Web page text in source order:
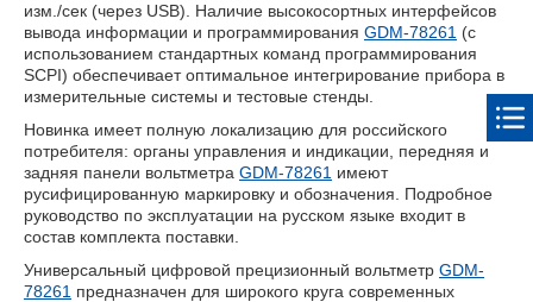
изм./сек (через USB). Наличие высокосортных интерфейсов
вывода информации и программирования GDM-78261 (с
использованием стандартных команд программирования
SCPI) обеспечивает оптимальное интегрирование прибора в
измерительные системы и тестовые стенды.
Новинка имеет полную локализацию для российского
потребителя: органы управления и индикации, передняя и
задняя панели вольтметра GDM-78261 имеют
русифицированную маркировку и обозначения. Подробное
руководство по эксплуатации на русском языке входит в
состав комплекта поставки.
Универсальный цифровой прецизионный вольтметр GDM-
78261 предназначен для широкого круга современных